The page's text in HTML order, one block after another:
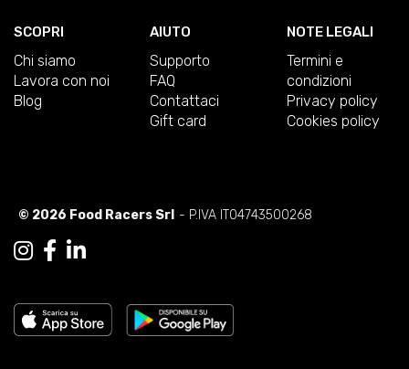
SCOPRI
Chi siamo
Lavora con noi
Blog
AIUTO
Supporto
FAQ
Contattaci
Gift card
NOTE LEGALI
Termini e
condizioni
Privacy policy
Cookies policy
© 2026 Food Racers Srl - P.IVA IT04743500268